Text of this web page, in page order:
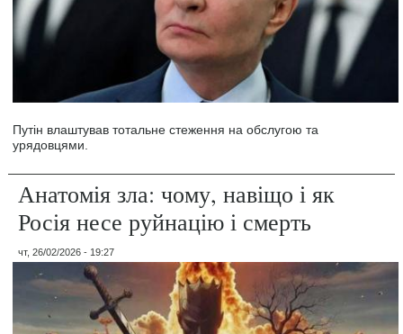
Путін влаштував тотальне стеження на обслугою та
урядовцями.
Анатомія зла: чому, навіщо і як
Росія несе руйнацію і смерть
чт, 26/02/2026 - 19:27